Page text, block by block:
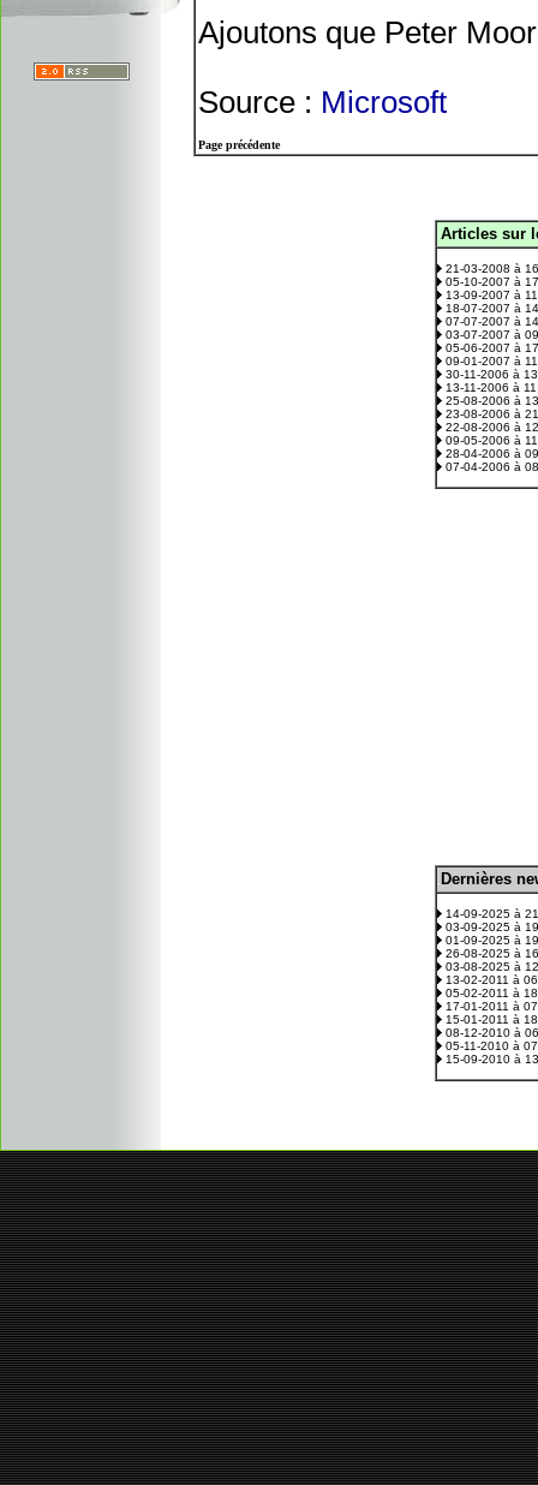
Ajoutons que Peter
Source : Microsoft
Page précédente
Articles sur
21-03-2008 à
05-10-2007 à
13-09-2007 à
18-07-2007 à
07-07-2007 à
03-07-2007 à
05-06-2007 à
09-01-2007 à
30-11-2006 à
13-11-2006 à
25-08-2006 à
23-08-2006 à
22-08-2006 à
09-05-2006 à
28-04-2006 à
07-04-2006 à
Dernières
14-09-2025 à
03-09-2025 à
01-09-2025 à
26-08-2025 à
03-08-2025 à
13-02-2011 à
05-02-2011 à
17-01-2011 à
15-01-2011 à
08-12-2010 à
05-11-2010 à
15-09-2010 à